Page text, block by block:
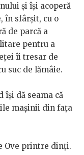
și își acoperă
în sfârșit, cu o
de parcă a
pentru a
îi tresar de
suc de lămâie.
își dă seama că
mașinii din fața
Ove printre dinți.